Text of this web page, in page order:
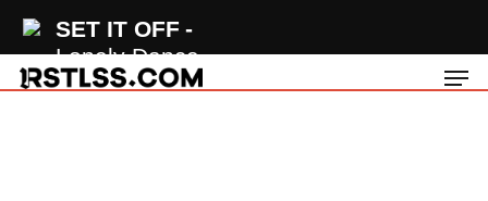
SET IT OFF
Lonely Dance
main